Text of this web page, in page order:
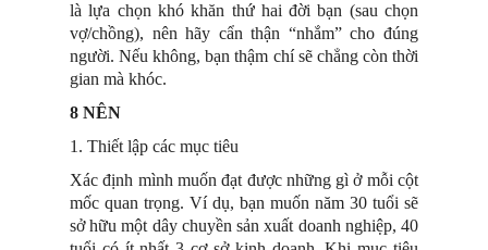
là lựa chọn khó khăn thứ hai đời bạn (sau chọn
vợ/chồng), nên hãy cẩn thận “nhắm” cho đúng
người. Nếu không, bạn thậm chí sẽ chẳng còn thời
gian mà khóc.
8 NÊN
1. Thiết lập các mục tiêu
Xác định mình muốn đạt được những gì ở mỗi cột
mốc quan trọng. Ví dụ, bạn muốn năm 30 tuổi sẽ
sở hữu một dây chuyền sản xuất doanh nghiệp, 40